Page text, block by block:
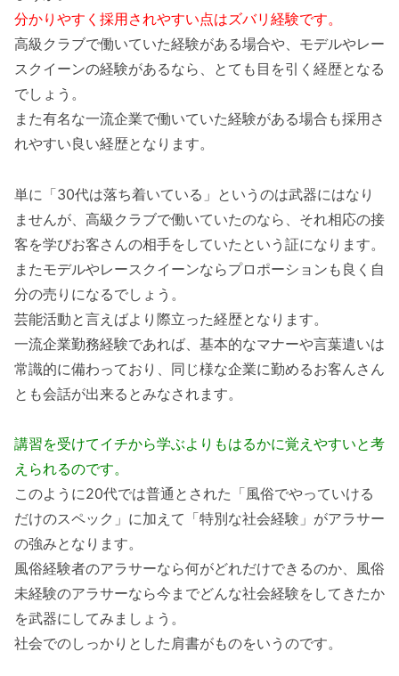
分かりやすく採用されやすい点はズバリ経験です。
高級クラブで働いていた経験がある場合や、モデルやレー
スクイーンの経験があるなら、とても目を引く経歴となる
でしょう。
また有名な一流企業で働いていた経験がある場合も採用さ
れやすい良い経歴となります。
単に「30代は落ち着いている」というのは武器にはなり
ませんが、高級クラブで働いていたのなら、それ相応の接
客を学びお客さんの相手をしていたという証になります。
またモデルやレースクイーンならプロポーションも良く自
分の売りになるでしょう。
芸能活動と言えばより際立った経歴となります。
一流企業勤務経験であれば、基本的なマナーや言葉遣いは
常識的に備わっており、同じ様な企業に勤めるお客んさん
とも会話が出来るとみなされます。
講習を受けてイチから学ぶよりもはるかに覚えやすいと考
えられるのです。
このように20代では普通とされた「風俗でやっていける
だけのスペック」に加えて「特別な社会経験」がアラサー
の強みとなります。
風俗経験者のアラサーなら何がどれだけできるのか、風俗
未経験のアラサーなら今までどんな社会経験をしてきたか
を武器にしてみましょう。
社会でのしっかりとした肩書がものをいうのです。